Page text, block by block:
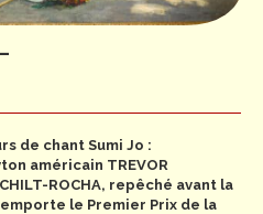
de chant Sumi Jo :
américain TREVOR
ROCHA, repêché avant la
le Premier Prix de la